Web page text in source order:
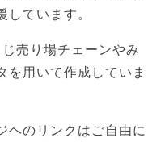
しています。
売り場チェーンやみ
を用いて作成していま
ヘのリンクはご自由に